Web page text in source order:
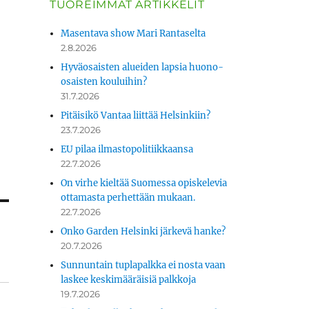
TUOREIMMAT ARTIKKELIT
Masentava show Mari Rantaselta
2.8.2026
Hyväosaisten alueiden lapsia huono-
osaisten kouluihin?
31.7.2026
Pitäisikö Vantaa liittää Helsinkiin?
23.7.2026
EU pilaa ilmastopolitiikkaansa
22.7.2026
On virhe kieltää Suomessa opiskelevia
ottamasta perhettään mukaan.
22.7.2026
Onko Garden Helsinki järkevä hanke?
20.7.2026
Sunnuntain tuplapalkka ei nosta vaan
laskee keskimääräisiä palkkoja
19.7.2026